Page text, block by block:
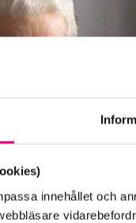
innehållet och